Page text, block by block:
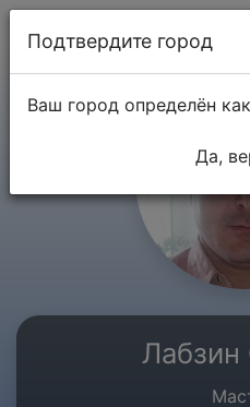
Лабзин
Подтвердите город
Ваш город определён
Да,